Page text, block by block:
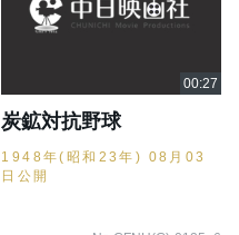
炭鉱対抗野球
1948年(昭和23年) 08月03
日公開